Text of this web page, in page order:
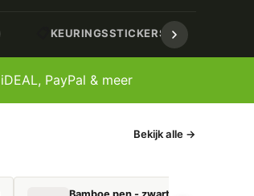
KEURINGSSTICKERS 17
iDEAL, PayPal & meer
Bekijk alle →